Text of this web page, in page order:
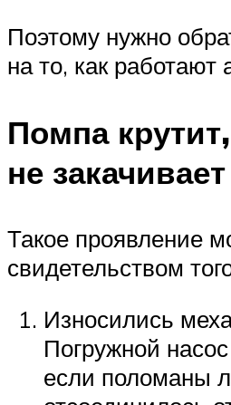
Поэтому нужно
на то, как работают
Помпа
не закачивает
Такое проявление
свидетельством
Износились
Погружной
если поломаны